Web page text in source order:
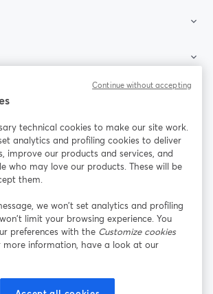
Facebook
新しいタブで開く(Twitter)
YouTube
いタブで開く
LinkedIn
新しいタブで開く
technical cookies to make our site work.
analytics and profiling cookies to deliver
improve our products and services, and
who may love our products. These will be
them.
we won’t set analytics and profiling
limit your browsing experience. You
preferences with the Customize cookies
more information, have a look at our
Continue without accepting